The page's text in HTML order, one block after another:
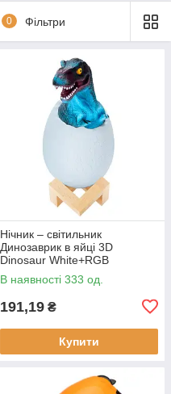
0 Фільтри
Нічник – світильник
Динозаврик в яйці 3D
Dinosaur White+RGB
Настільна акумуляторна LED
лампа з пультом ДУ
В наявності 333 од.
191,19 ₴
Купити